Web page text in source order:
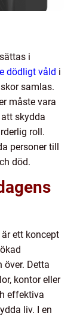
i
dödligt våld i
samlas.
måste vara
skydda
roll.
personer till
död.
ett koncept
över. Detta
kontor eller
effektiva
liv. I en